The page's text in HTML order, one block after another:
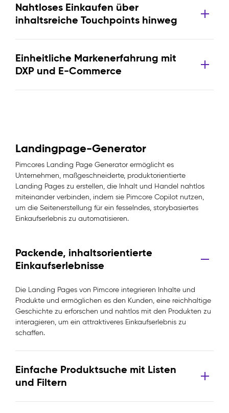
Nahtloses Einkaufen über
inhaltsreiche Touchpoints hinweg
Einheitliche Markenerfahrung mit
DXP und E-Commerce
Landingpage-Generator
Pimcores Landing Page Generator ermöglicht es
Unternehmen, maßgeschneiderte, produktorientierte
Landing Pages zu erstellen, die Inhalt und Handel nahtlos
miteinander verbinden, indem sie Pimcore Copilot nutzen,
um die Seitenerstellung für ein fesselndes, storybasiertes
Einkaufserlebnis zu automatisieren.
Packende, inhaltsorientierte
Einkaufserlebnisse
Die Landing Pages von Pimcore integrieren Inhalte und
Produkte und ermöglichen es den Kunden, eine reichhaltige
Geschichte zu erforschen und nahtlos mit den Produkten zu
interagieren, um ein attraktiveres Einkaufserlebnis zu
schaffen.
Einfache Produktsuche mit Listen
und Filtern